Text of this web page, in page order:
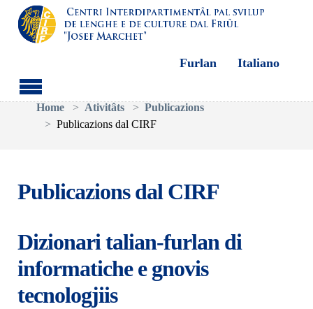
Aller au contenu principal
Furlan Italiano
Vous êtes ici:
Home
Ativitâts
Publicazions
Publicazions dal CIRF
Publicazions dal CIRF
Dizionari talian-furlan di
informatiche e gnovis
tecnologjiis